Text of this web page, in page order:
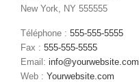
New York, NY 555555
Téléphone : 555-555-5555
Fax : 555-555-5555
Email: info@yourwebsite.com
Web : Yourwebsite.com